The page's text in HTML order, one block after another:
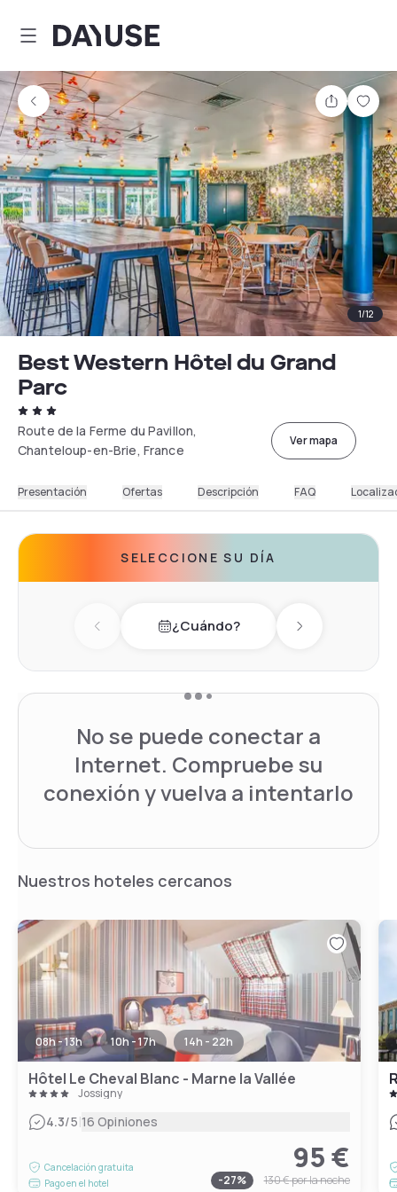
Dayuse
1/12
Best Western Hôtel du Grand
Parc
Route de la Ferme du Pavillon,
Chanteloup-en-Brie, France
Ver mapa
Presentación Ofertas Descripción FAQ
SELECCIONE SU DÍA
Previous day¿Cuándo? Next day
No se puede conectar a
Internet. Compruebe su
conexión y vuelva a intentarlo
Nuestros hoteles cercanos
08h - 13h 10h - 17h 14h - 22h
Hôtel Le Cheval Blanc - Marne la Vallée
Jossigny
4.3/5|16 Opiniones
Cancelación gratuita
Pago en el hotel
95 €
-27% 130 €por la noche